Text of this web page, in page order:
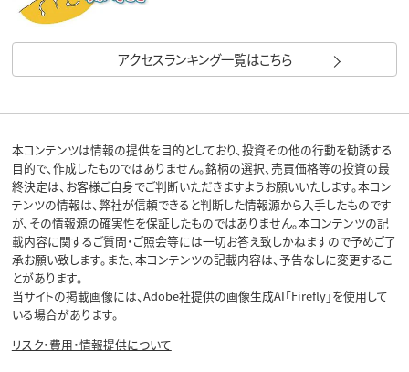
アクセスランキング一覧はこちら
本コンテンツは情報の提供を目的としており、投資その他の行動を勧誘する
目的で、作成したものではありません。銘柄の選択、売買価格等の投資の最
終決定は、お客様ご自身でご判断いただきますようお願いいたします。本コン
テンツの情報は、弊社が信頼できると判断した情報源から入手したものです
が、その情報源の確実性を保証したものではありません。本コンテンツの記
載内容に関するご質問・ご照会等には一切お答え致しかねますので予めご了
承お願い致します。また、本コンテンツの記載内容は、予告なしに変更するこ
とがあります。
当サイトの掲載画像には、Adobe社提供の画像生成AI「Firefly」を使用して
いる場合があります。
リスク・費用・情報提供について